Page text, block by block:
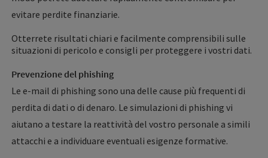
evitare perdite finanziarie.
Otterrete risultati chiari e facilmente comprensibili sulle
situazioni di pericolo e consigli per proteggere i vostri dati.
Prevenzione del phishing
Le e-mail di phishing sono una delle cause più frequenti di
perdita di dati o di denaro. Le simulazioni di phishing vi
aiutano a testare la reattività del vostro personale a simili
attacchi e a individuare eventuali esigenze formative.